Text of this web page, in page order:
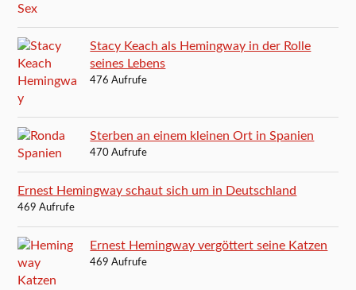
Stacy Keach als Hemingway in der Rolle
seines Lebens
476 Aufrufe
Sterben an einem kleinen Ort in Spanien
470 Aufrufe
Ernest Hemingway schaut sich um in Deutschland
469 Aufrufe
Ernest Hemingway vergöttert seine Katzen
469 Aufrufe